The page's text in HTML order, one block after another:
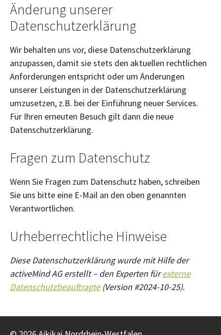
Änderung unserer
Datenschutzerklärung
Wir behalten uns vor, diese Datenschutzerklärung
anzupassen, damit sie stets den aktuellen rechtlichen
Anforderungen entspricht oder um Änderungen
unserer Leistungen in der Datenschutzerklärung
umzusetzen, z.B. bei der Einführung neuer Services.
Für Ihren erneuten Besuch gilt dann die neue
Datenschutzerklärung.
Fragen zum Datenschutz
Wenn Sie Fragen zum Datenschutz haben, schreiben
Sie uns bitte eine E-Mail an den oben genannten
Verantwortlichen.
Urheberrechtliche Hinweise
Diese Datenschutzerklärung wurde mit Hilfe der
activeMind AG erstellt – den Experten fürexterne
Datenschutzbeauftragte(Version #2024-10-25).